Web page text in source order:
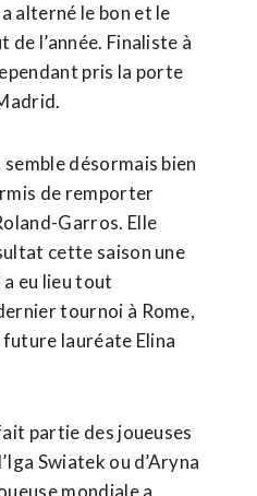
alterné le bon et le
de l’année. Finaliste à
pris la porte
désormais bien
de remporter
Garros. Elle
cette saison une
eu lieu tout
tournoi à Rome,
lauréate Elina
partie des joueuses
Swiatek ou d’Aryna
mondiale a